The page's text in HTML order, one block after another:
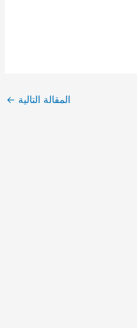
المقالة التالية ←